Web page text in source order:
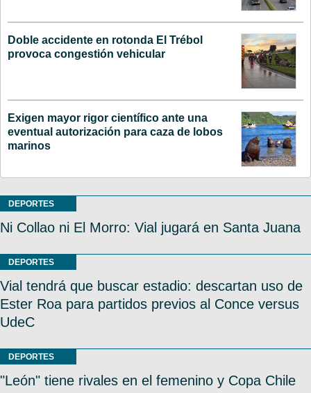
Doble accidente en rotonda El Trébol
provoca congestión vehicular
Exigen mayor rigor científico ante una
eventual autorización para caza de lobos
marinos
DEPORTES
Ni Collao ni El Morro: Vial jugará en Santa Juana
DEPORTES
Vial tendrá que buscar estadio: descartan uso de
Ester Roa para partidos previos al Conce versus
UdeC
DEPORTES
"León" tiene rivales en el femenino y Copa Chile